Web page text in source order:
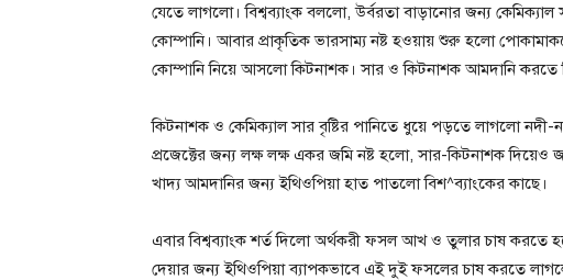
যেতে লাগলো। বিশ্বব্যাংক বললো, উর্বরতা বাড়ানোর জন্য
কোম্পানি। আবার প্রাকৃতিক ভারসাম্য নষ্ট হওয়ায় শুরু হলো
কোম্পানি নিয়ে আসলো কিটনাশক। সার ও কিটনাশক আমদানি করতে
কিটনাশক ও কেমিক্যাল সার বৃষ্টির পানিতে ধুয়ে পড়তে লাগলো
প্রজেক্টের জন্য লক্ষ লক্ষ একর জমি নষ্ট হলো, সার-কিটনাশক
খাদ্য আমদানির জন্য ইথিওপিয়া হাত পাতলো বিশ^ব্যাংকের কাছে।
এবার বিশ্বব্যাংক শর্ত দিলো অর্থকরী ফসল আখ ও তুলার চাষ করতে
দেয়ার জন্য ইথিওপিয়া ব্যাপকভাবে এই দুই ফসলের চাষ করতে